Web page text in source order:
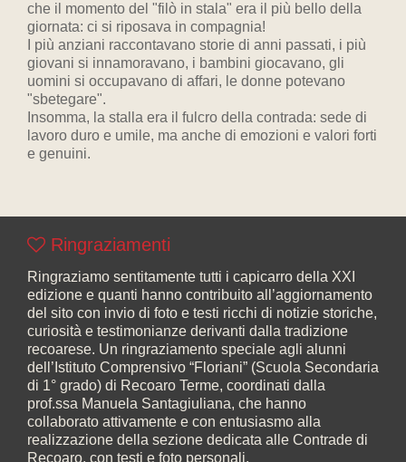
che il momento del "filò in stala" era il più bello della
giornata: ci si riposava in compagnia!
I più anziani raccontavano storie di anni passati, i più
giovani si innamoravano, i bambini giocavano, gli
uomini si occupavano di affari, le donne potevano
"sbetegare".
Insomma, la stalla era il fulcro della contrada: sede di
lavoro duro e umile, ma anche di emozioni e valori forti
e genuini.
Ringraziamenti
Ringraziamo sentitamente tutti i capicarro della XXI
edizione e quanti hanno contribuito all’aggiornamento
del sito con invio di foto e testi ricchi di notizie storiche,
curiosità e testimonianze derivanti dalla tradizione
recoarese. Un ringraziamento speciale agli alunni
dell’Istituto Comprensivo “Floriani” (Scuola Secondaria
di 1° grado) di Recoaro Terme, coordinati dalla
prof.ssa Manuela Santagiuliana, che hanno
collaborato attivamente e con entusiasmo alla
realizzazione della sezione dedicata alle Contrade di
Recoaro, con testi e foto personali.